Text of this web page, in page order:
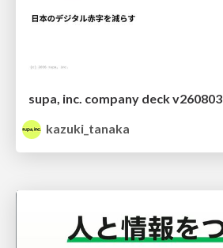
supa, inc. company deck v260803
kazuki_tanaka